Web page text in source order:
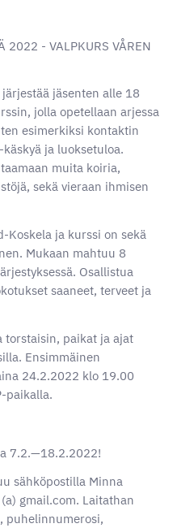
2022 - VALPKURS VÅREN
jäsenten alle 18
jolla opetellaan arjessa
esimerkiksi kontaktin
ja luoksetuloa.
muita koiria,
sekä vieraan ihmisen
Koskela ja kurssi on sekä
Mukaan mahtuu 8
Osallistua
saaneet, terveet ja
torstaisin, paikat ja ajat
Ensimmäinen
24.2.2022 klo 19.00
paikalla.
7.2.—18.2.2022!
sähköpostilla Minna
gmail.com. Laitathan
puhelinnumerosi,